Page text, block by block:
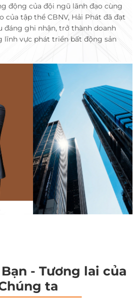
động của đội ngũ lãnh đạo cùng
của tập thể CBNV, Hải Phát đã đạt
đáng ghi nhận, trở thành doanh
lĩnh vực phát triển bất động sản
- Tương lai của
ta